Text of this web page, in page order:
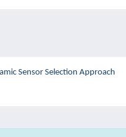
Sensor Selection Approach